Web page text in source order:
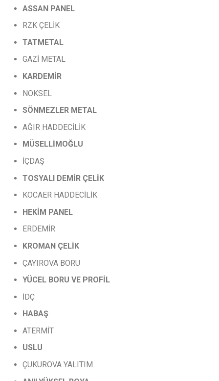
ASSAN PANEL
RZK ÇELİK
TATMETAL
GAZİ METAL
KARDEMİR
NOKSEL
SÖNMEZLER METAL
AĞIR HADDECİLİK
MÜSELLİMOĞLU
İÇDAŞ
TOSYALI DEMİR ÇELİK
KOCAER HADDECİLİK
HEKİM PANEL
ERDEMİR
KROMAN ÇELİK
ÇAYIROVA BORU
YÜCEL BORU VE PROFİL
İDÇ
HABAŞ
ATERMİT
USLU
ÇUKUROVA YALITIM